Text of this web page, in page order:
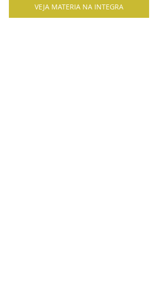
VEJA MATERIA NA INTEGRA